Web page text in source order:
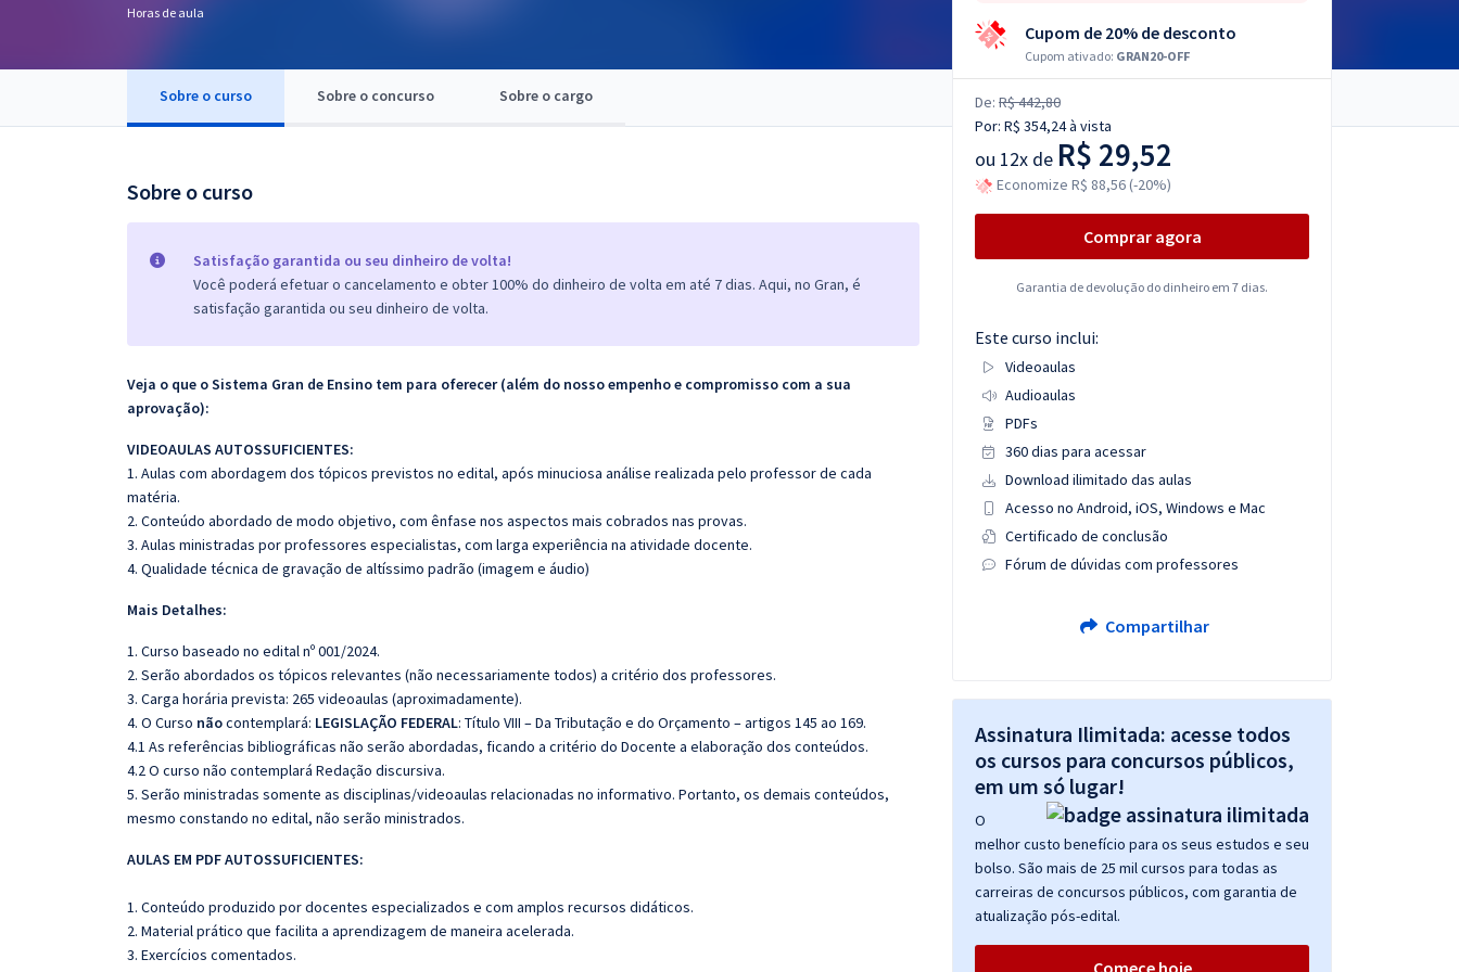
OAB
Questões grátis
Conteúdo gratuito
Horas de aula
Sobre o curso Sobre o concurso Sobre o cargo
Sobre o curso
Satisfação garantida ou seu dinheiro de volta!
Você poderá efetuar o cancelamento e obter 100% do dinheiro de volta em até 7 dias. Aqui, no Gran, é
satisfação garantida ou seu dinheiro de volta.
Veja o que o Sistema Gran de Ensino tem para oferecer (além do nosso empenho e compromisso com a sua
aprovação):
VIDEOAULAS AUTOSSUFICIENTES:
1. Aulas com abordagem dos tópicos previstos no edital, após minuciosa análise realizada pelo professor de cada
matéria.
2. Conteúdo abordado de modo objetivo, com ênfase nos aspectos mais cobrados nas provas.
3. Aulas ministradas por professores especialistas, com larga experiência na atividade docente.
4. Qualidade técnica de gravação de altíssimo padrão (imagem e áudio)
Mais Detalhes:
1. Curso baseado no edital nº 001/2024.
2. Serão abordados os tópicos relevantes (não necessariamente todos) a critério dos professores.
3. Carga horária prevista: 265 videoaulas (aproximadamente).
4. O Curso nãocontemplará: LEGISLAÇÃO FEDERAL: Título VIII – Da Tributação e do Orçamento – artigos 145 ao 169.
4.1 As referências bibliográficas não serão abordadas, ficando a critério do Docente a elaboração dos conteúdos.
4.2 O curso não contemplará Redação discursiva.
5. Serão ministradas somente as disciplinas/videoaulas relacionadas no informativo. Portanto, os demais conteúdos,
mesmo constando no edital, não serão ministrados.
AULAS EM PDF AUTOSSUFICIENTES:
1. Conteúdo produzido por docentes especializados e com amplos recursos didáticos.
2. Material prático que facilita a aprendizagem de maneira acelerada.
3. Exercícios comentados.
Cupom de 20% de desconto
Cupom ativado: GRAN20-OFF
De: R$ 442,80
Por: R$ 354,24à vista
ou 12x de R$ 29,52
Economize R$ 88,56 (-20%)
Comprar agora
Garantia de devolução do dinheiro em 7 dias.
Este curso inclui:
Videoaulas
Audioaulas
PDFs
360 dias para acessar
Download ilimitado das aulas
Acesso no Android, iOS, Windows e Mac
Certificado de conclusão
Fórum de dúvidas com professores
Compartilhar
Assinatura Ilimitada: acesse todos
os cursos para concursos públicos,
em um só lugar!
O
melhor custo benefício para os seus estudos e seu
bolso. São mais de 25 mil cursos para todas as
carreiras de concursos públicos, com garantia de
atualização pós-edital.
Comece hoje